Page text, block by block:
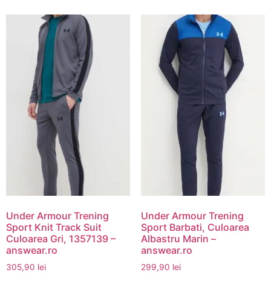
Under Armour Trening
Sport Knit Track Suit
Culoarea Gri, 1357139 –
answear.ro
305,90 lei
Under Armour Trening
Sport Barbati, Culoarea
Albastru Marin –
answear.ro
299,90 lei